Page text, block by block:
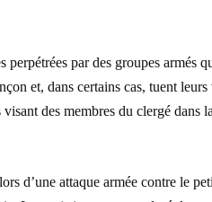
par des groupes armés
et, dans certains cas, tuent
des membres du clergé dans
d’une attaque armée contre le